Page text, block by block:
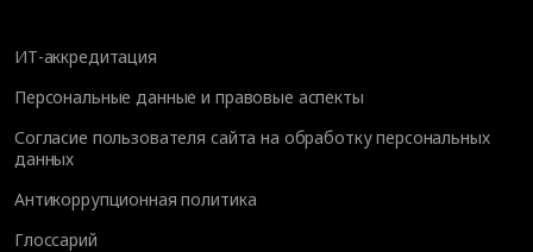
ИТ-аккредитация
Персональные данные и правовые аспекты
Согласие пользователя сайта на обработку персональных
данных
Антикоррупционная политика
Глоссарий